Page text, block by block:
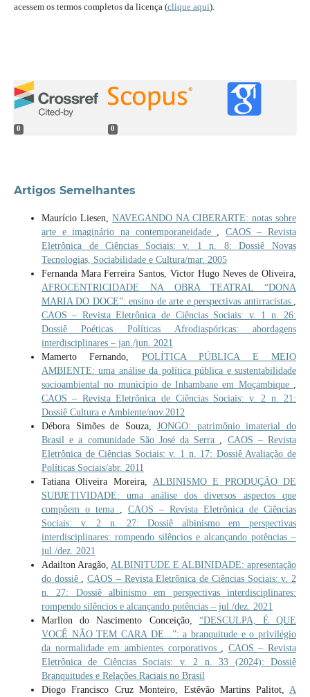
acessem os termos completos da licença (clique aqui).
0 0
Artigos Semelhantes
Maurício Liesen, NAVEGANDO NA CIBERARTE: notas sobre
arte e imaginário na contemporaneidade , CAOS – Revista
Eletrônica de Ciências Sociais: v. 1 n. 8: Dossiê Novas
Tecnologias, Sociabilidade e Cultura/mar. 2005
Fernanda Mara Ferreira Santos, Victor Hugo Neves de Oliveira,
AFROCENTRICIDADE NA OBRA TEATRAL “DONA
MARIA DO DOCE”: ensino de arte e perspectivas antirracistas ,
CAOS – Revista Eletrônica de Ciências Sociais: v. 1 n. 26:
Dossiê Poéticas Políticas Afrodiaspóricas: abordagens
interdisciplinares – jan./jun. 2021
Mamerto Fernando, POLÍTICA PÚBLICA E MEIO
AMBIENTE: uma análise da política pública e sustentabilidade
socioambiental no município de Inhambane em Moçambique ,
CAOS – Revista Eletrônica de Ciências Sociais: v. 2 n. 21:
Dossiê Cultura e Ambiente/nov.2012
Débora Simões de Souza,JONGO: patrimônio imaterial do
Brasil e a comunidade São José da Serra , CAOS – Revista
Eletrônica de Ciências Sociais: v. 1 n. 17: Dossiê Avaliação de
Políticas Sociais/abr. 2011
Tatiana Oliveira Moreira, ALBINISMO E PRODUÇÃO DE
SUBJETIVIDADE: uma análise dos diversos aspectos que
compõem o tema ,CAOS – Revista Eletrônica de Ciências
Sociais: v. 2 n. 27: Dossiê albinismo em perspectivas
interdisciplinares: rompendo silêncios e alcançando potências –
jul./dez. 2021
Adailton Aragão, ALBINITUDE E ALBINIDADE: apresentação
do dossiê ,CAOS – Revista Eletrônica de Ciências Sociais: v. 2
n. 27: Dossiê albinismo em perspectivas interdisciplinares:
rompendo silêncios e alcançando potências – jul./dez. 2021
Marllon do Nascimento Conceição, “DESCULPA, É QUE
VOCÊ NÃO TEM CARA DE...”: a branquitude e o privilégio
da normalidade em ambientes corporativos , CAOS – Revista
Eletrônica de Ciências Sociais: v. 2 n. 33 (2024): Dossiê
Branquitudes e Relações Raciais no Brasil
Diogo Francisco Cruz Monteiro, Estêvão Martins Palitot,A